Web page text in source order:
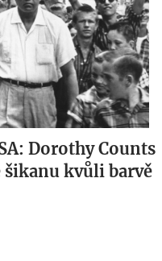
Dorothy Counts
kvůli barvě